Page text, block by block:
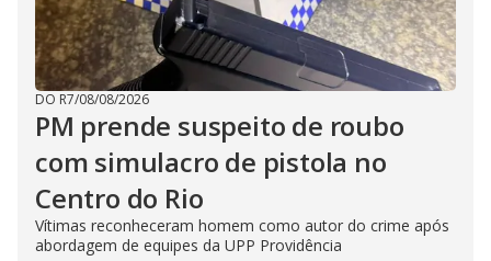
DO R7/08/08/2026
PM prende suspeito de roubo
com simulacro de pistola no
Centro do Rio
Vítimas reconheceram homem como autor do crime após
abordagem de equipes da UPP Providência